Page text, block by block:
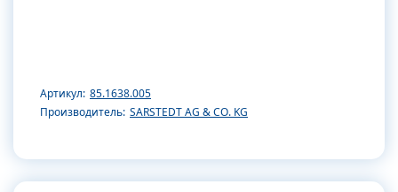
Артикул: 85.1638.005
Производитель: SARSTEDT AG & CO. KG